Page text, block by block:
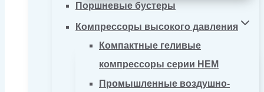
Поршневые бустеры
Компрессоры высокого давления
Компактные геливые
компрессоры серии HEM
Промышленные воздушно-